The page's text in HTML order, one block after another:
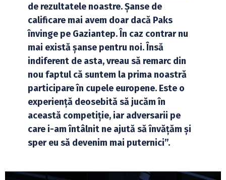
de rezultatele noastre. Șanse de
calificare mai avem doar dacă Paks
învinge pe Gaziantep. În caz contrar nu
mai există șanse pentru noi. Însă
indiferent de asta, vreau să remarc din
nou faptul că suntem la prima noastră
participare în cupele europene. Este o
experiență deosebită să jucăm în
această competiție, iar adversarii pe
care i-am întâlnit ne ajută să învățăm și
sper eu să devenim mai puternici”.